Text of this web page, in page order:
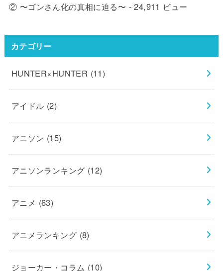
② 〜ゴンさん化の真相に迫る〜 - 24,911 ビュー
カテゴリー
HUNTER×HUNTER (11)
アイドル (2)
アニソン (15)
アニソンランキング (12)
アニメ (63)
アニメランキング (8)
ジョーカー・コラム (10)